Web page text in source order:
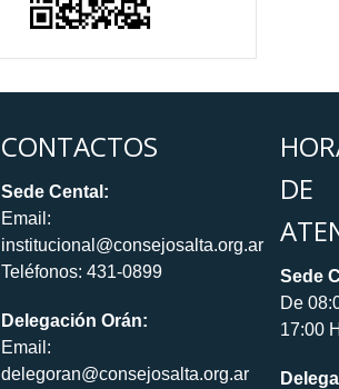
CONTACTOS
Sede Cental:
Email:
institucional@consejosalta.org.ar
Teléfonos: 431-0899
Delegación Orán:
Email:
delegoran@consejosalta.org.ar
DE
Sede
De
17:00